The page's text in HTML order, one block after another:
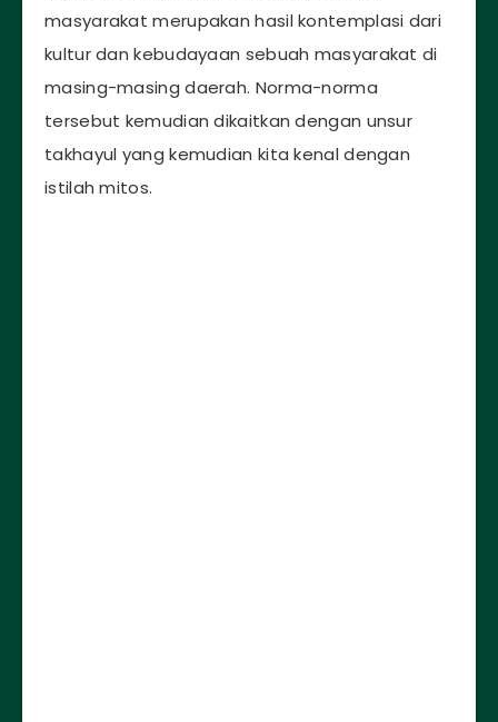
masyarakat merupakan hasil kontemplasi dari
kultur dan kebudayaan sebuah masyarakat di
masing-masing daerah. Norma-norma
tersebut kemudian dikaitkan dengan unsur
takhayul yang kemudian kita kenal dengan
istilah mitos.